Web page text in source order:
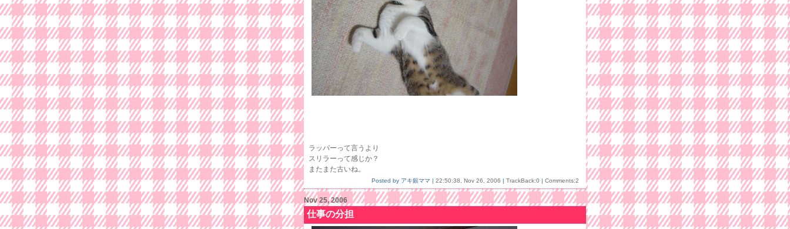
ラッパーって言うより
スリラーって感じか？
またまた古いね。
Posted by アキ銀ママ | 22:50:38, Nov 26, 2006 | TrackBack:0 | Comments:2
Nov 25, 2006
仕事の分担